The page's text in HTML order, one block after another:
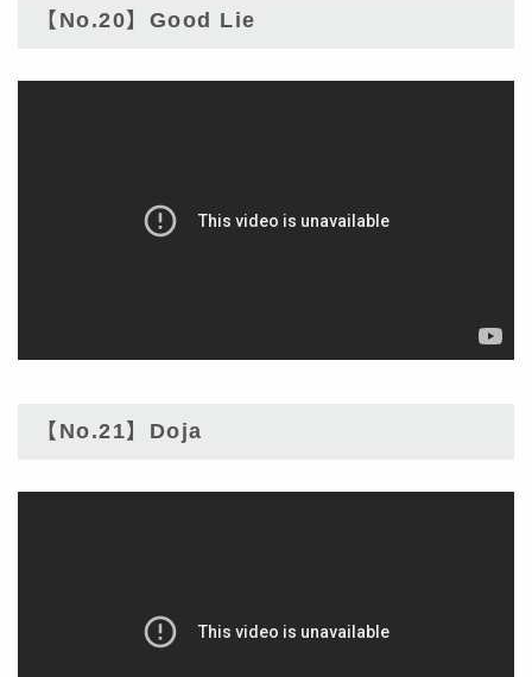
【No.20】Good Lie
【No.21】Doja